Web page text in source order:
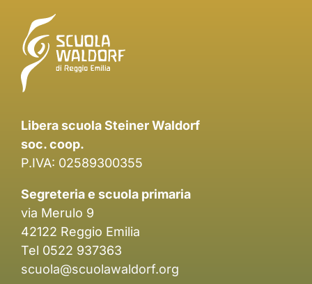
Libera scuola Steiner Waldorf
soc. coop.
P.IVA: 02589300355
Segreteria e scuola primaria
via Merulo 9
42122 Reggio Emilia
Tel 0522 937363
scuola@scuolawaldorf.org